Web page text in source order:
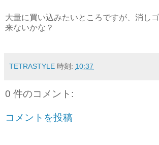
大量に買い込みたいところですが、消し
来ないかな？
TETRASTYLE 時刻: 10:37
0 件のコメント:
コメントを投稿